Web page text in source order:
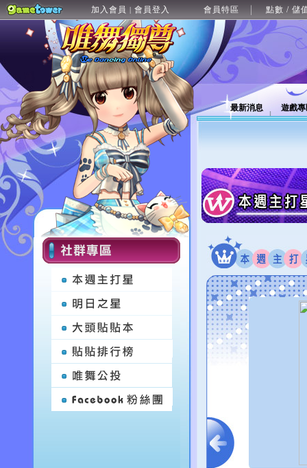
加入會員 | 會員登入 會員特區 點數 / 儲
最新消息 遊戲